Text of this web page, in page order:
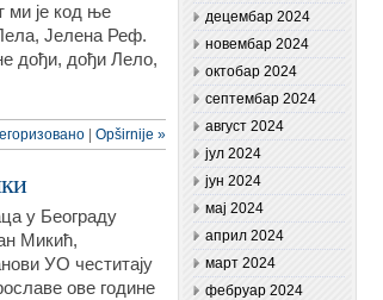
ми је код ње
Јелена Реф.
дођи, дођи Лело,
Opširnije »
у Београду
Микић,
УО честитају
ове године
децембар 2024
новембар 2024
октобар 2024
септембар 2024
август 2024
јул 2024
јун 2024
мај 2024
април 2024
март 2024
фебруар 2024